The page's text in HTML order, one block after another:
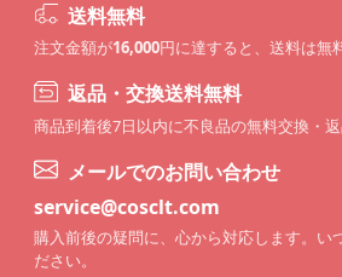
送料無料
注文金額が16,000円に達すると、送料は無
返品・交換送料無料
商品到着後7日以内に不良品の無料交換・返
メールでのお問い合わせ
service@cosclt.com
購入前後の疑問に、心から対応します。い
ださい。